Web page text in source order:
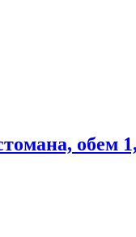
обем